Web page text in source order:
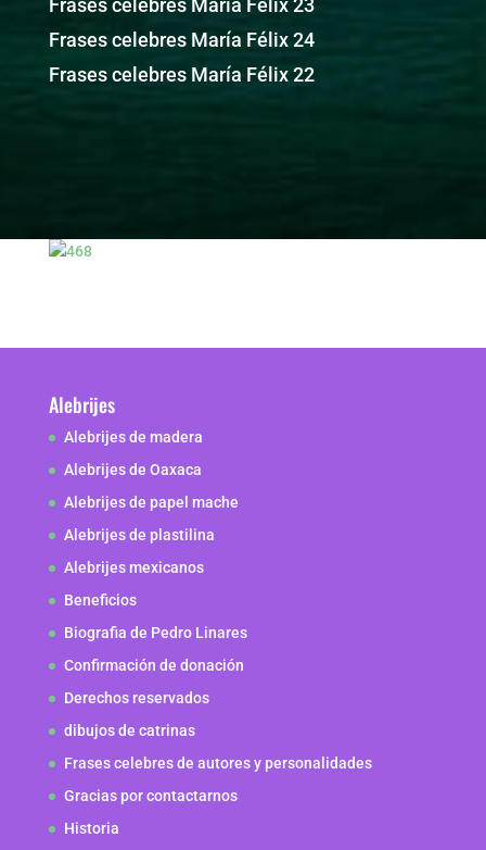
Frases celebres María Félix 23
Frases celebres María Félix 24
Frases celebres María Félix 22
Alebrijes
Alebrijes de madera
Alebrijes de Oaxaca
Alebrijes de papel mache
Alebrijes de plastilina
Alebrijes mexicanos
Beneficios
Biografia de Pedro Linares
Confirmación de donación
Derechos reservados
dibujos de catrinas
Frases celebres de autores y personalidades
Gracias por contactarnos
Historia